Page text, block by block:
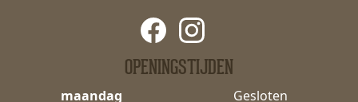
OPENINGSTIJDEN
maandag Gesloten